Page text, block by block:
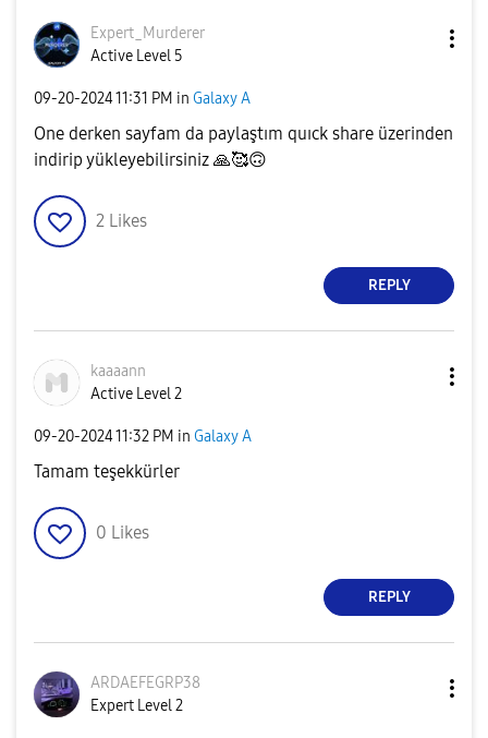
Expert_Murderer
Active Level 5
‎09-20-202411:31 PM in Galaxy A
One derken sayfam da paylaştım quıck share üzerinden
indirip yükleyebilirsiniz 🙏🥰🙃
2 Likes
REPLY
kaaaann
Active Level 2
‎09-20-202411:32 PM in Galaxy A
Tamam teşekkürler
0 Likes
REPLY
ARDAEFEGRP38
Expert Level 2